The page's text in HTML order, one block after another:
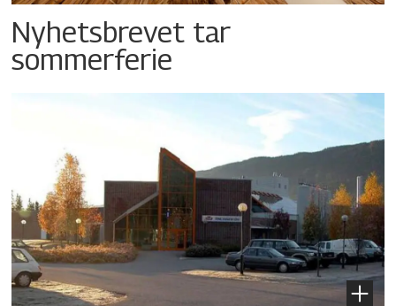
Nyhetsbrevet tar
sommerferie